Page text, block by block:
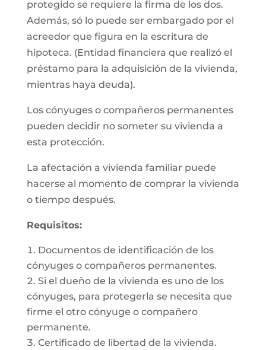
protegido se requiere la firma de los dos.
Además, só lo puede ser embargado por el
acreedor que figura en la escritura de
hipoteca. (Entidad financiera que realizó el
préstamo para la adquisición de la vivienda,
mientras haya deuda).
Los cónyuges o compañeros permanentes
pueden decidir no someter su vivienda a
esta protección.
La afectación a vivienda familiar puede
hacerse al momento de comprar la vivienda
o tiempo después.
Requisitos:
Documentos de identificación de los
cónyuges o compañeros permanentes.
Si el dueño de la vivienda es uno de los
cónyuges, para protegerla se necesita que
firme el otro cónyuge o compañero
permanente.
Certificado de libertad de la vivienda.